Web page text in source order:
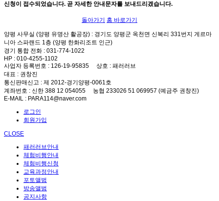
신청이 접수되었습니다. 곧 자세한 안내문자를 보내드리겠습니다.
돌아가기 홈 바로가기
양평 사무실 (양평 유명산 활공장) : 경기도 양평군 옥천면 신복리 331번지 게르마
니아 스파랜드 1층 (양평 한화리조트 인근)
경기 통합 전화 : 031-774-1022
HP : 010-4255-1102
사업자 등록번호 : 126-19-95835 상호 : 패러러브
대표 : 권창진
통신판매신고 : 제 2012-경기양평-0061호
계좌번호 : 신한 388 12 054055 농협 233026 51 069957 (예금주 권창진)
E-MAIL : PARA114@naver.com
로그인
회원가입
CLOSE
패러러브안내
체험비행안내
체험비행신청
교육과정안내
포토앨범
방송앨범
공지사항